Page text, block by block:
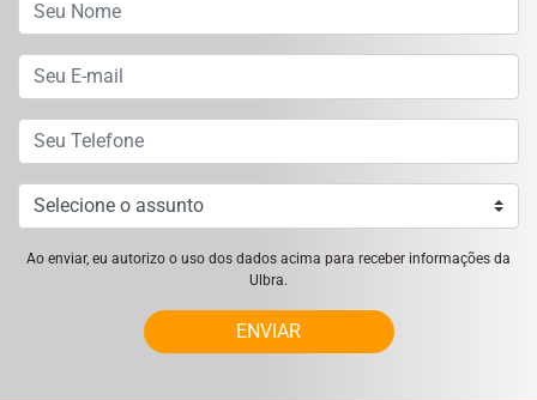
Ao enviar, eu autorizo o uso dos dados acima para receber informações da
Ulbra.
ENVIAR